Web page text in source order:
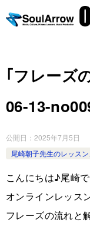
｢フレーズ
06-13-
公開日： 2025年7月5日
尾崎朝子先生のレッスン
こんにちは♪尾崎で
オンラインレッス
フレーズの流れと